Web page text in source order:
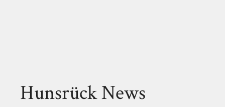
Hunsrück News